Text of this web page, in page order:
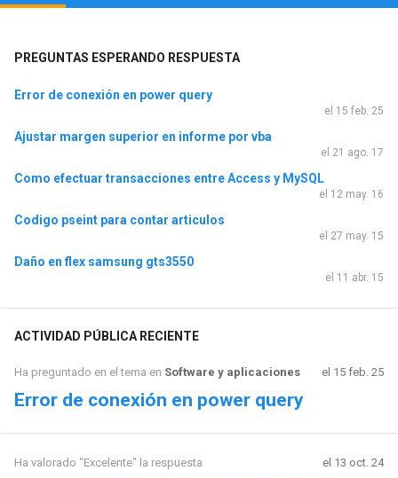
PREGUNTAS ESPERANDO RESPUESTA
Error de conexión en power query
el 15 feb. 25
Ajustar margen superior en informe por vba
el 21 ago. 17
Como efectuar transacciones entre Access y MySQL
el 12 may. 16
Codigo pseint para contar articulos
el 27 may. 15
Daño en flex samsung gts3550
el 11 abr. 15
ACTIVIDAD PÚBLICA RECIENTE
Ha preguntado en el tema en Software y aplicaciones el 15 feb. 25
Error de conexión en power query
Ha valorado "Excelente" la respuesta el 13 oct. 24